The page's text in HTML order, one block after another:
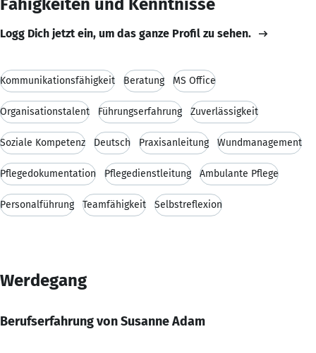
Logg Dich jetzt ein, um das ganze Profil zu sehen.
Kommunikationsfähigkeit Beratung MS Office
Organisationstalent Führungserfahrung Zuverlässigkeit
Soziale Kompetenz Deutsch Praxisanleitung Wundmanagement
Pflegedokumentation Pflegedienstleitung Ambulante Pflege
Personalführung Teamfähigkeit Selbstreflexion
Werdegang
Berufserfahrung von Susanne Adam